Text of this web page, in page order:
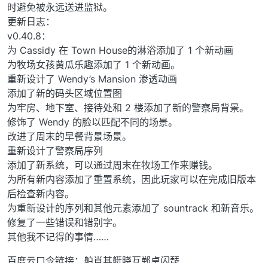
时避免被永远送进监狱。
更新日志：
v0.40.8：
为 Cassidy 在 Town House的淋浴添加了 1 个新动画
为牧场女孩黄瓜乐趣添加了 1 个新动画。
重新设计了 Wendy’s Mansion 渗透动画
添加了新的码头区域位置图
为牢房、地下室、接待处和 2 楼添加了新的警察局背景。
修饰了 Wendy 的脸以匹配不同的场景。
改进了周末的早餐背景场景。
重新设计了警察局序列
添加了新系统，可以通过周末在牧场工作来赚钱。
为所有新内容添加了重置系统，因此玩家可以在完成旧版本
后检查新内容。
为重新设计的序列和其他元素添加了 sountrack 和新音乐。
修复了一些错误和错别字。
其他我不记得的事情……